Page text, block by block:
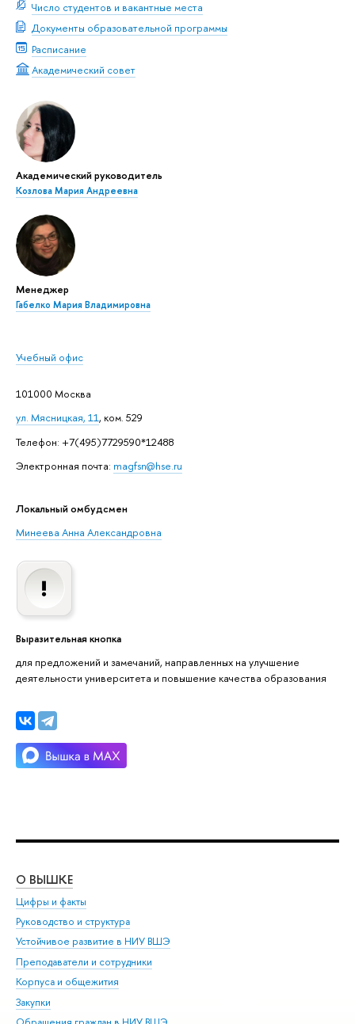
Число студентов и вакантные места
Документы образовательной программы
Расписание
Академический совет
Академический руководитель
Козлова Мария Андреевна
Менеджер
Габелко Мария Владимировна
Учебный офис
101000 Москва
ул. Мясницкая, 11, ком. 529
Телефон: +7(495)7729590*12488
Электронная почта: magfsn@hse.ru
Локальный омбудсмен
Минеева Анна Александровна
Выразительная кнопка
для предложений и замечаний, направленных на улучшение
деятельности университета и повышение качества образования
О ВЫШКЕ
Цифры и факты
Руководство и структура
Устойчивое развитие в НИУ ВШЭ
Преподаватели и сотрудники
Корпуса и общежития
Закупки